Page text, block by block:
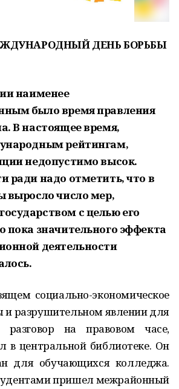
ДЕНЬ БОРЬБЫ
наименее
было время правления
В настоящее время,
рейтингам,
недопустимо высок.
ради надо отметить, что в
выросло число мер,
с целью его
пока зна­чительного эффекта
деятельно­сти
социально-экономическое
и разрушительном явлении для
разговор на правовом часе,
в центральной библиотеке. Он
для обучающихся колледжа.
пришел межрай­онный